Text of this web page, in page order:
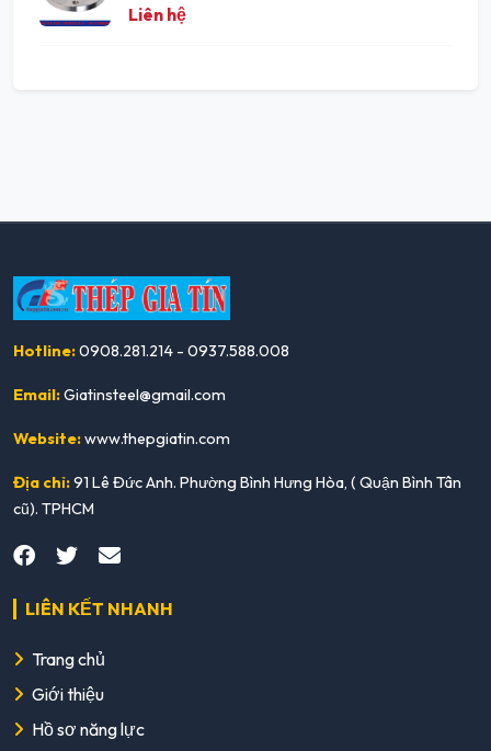
Liên hệ
Hotline:0908.281.214 - 0937.588.008
Email:Giatinsteel@gmail.com
Website:www.thepgiatin.com
Địa chỉ:91 Lê Đức Anh. Phường Bình Hưng Hòa, ( Quận Bình Tân
cũ). TPHCM
LIÊN KẾT NHANH
Trang chủ
Giới thiệu
Hồ sơ năng lực